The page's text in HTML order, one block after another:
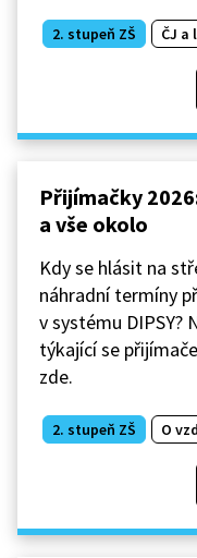
2. stupeň ZŠ ČJ
Přijímačky
a vše okolo
Kdy se hlásit na
náhradní termíny
v systému DIPSY?
týkající se
zde.
2. stupeň ZŠ O